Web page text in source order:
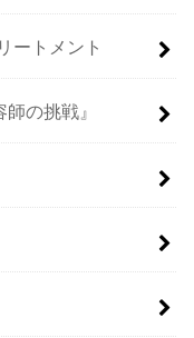
ートメント
の挑戦』